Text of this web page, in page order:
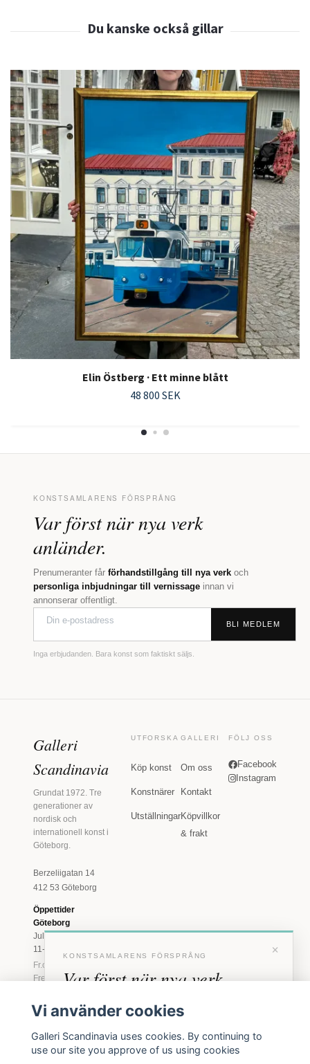
Elin Östberg · Ett minne blått
48 800 SEK
KONSTSAMLARENS FÖRSPRÅNG
Var först när nya verk
anländer.
Prenumeranter får förhandstillgång till nya verk och
personliga inbjudningar till vernissage innan vi
annonserar offentligt.
BLI MEDLEM
Inga erbjudanden. Bara konst som faktiskt säljs.
Galleri
Scandinavia
Grundat 1972. Tre
generationer av
nordisk och
internationell konst i
Göteborg.
Berzeliigatan 14
412 53 Göteborg
Öppettider
Göteborg
Juli: Tis 11-18 · Lör
11-16
Fr.o.m. augusti: Tis-
Fre 11-18 · Lör 11-
Marstrand
2026
Tis-Fre 11-18 ·
UTFORSKA
Köp konst
Konstnärer
Utställningar
GALLERI
Om oss
Kontakt
Köpvillkor
& frakt
FÖLJ OSS
Facebook
Instagram
×
KONSTSAMLARENS FÖRSPRÅNG
Var först när nya verk
anländer
inbjudningar till vernissage, innan vi annonserar
offentligt.
Vi använder cookies
Galleri Scandinavia uses cookies. By continuing to
use our site you approve of us using cookies